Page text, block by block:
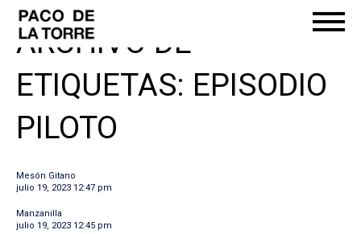
ARCHIVO DE
ETIQUETAS: EPISODIO
PILOTO
Mesón Gitano
julio 19, 2023 12:47 pm
Manzanilla
julio 19, 2023 12:45 pm